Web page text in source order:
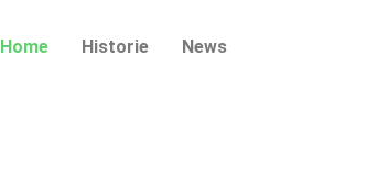
Home Historie News